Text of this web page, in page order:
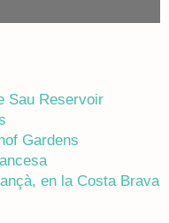
Sau Reservoir
Gardens
en la Costa Brava